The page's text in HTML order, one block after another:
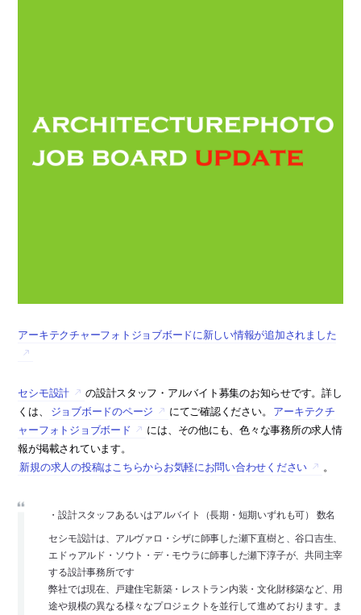
アーキテクチャーフォトジョブボードに新しい情報が追加されました
セシモ設計
の設計スタッフ・アルバイト募集のお知らせです。詳し
くは、
ジョブボードのページ にてご確認ください。 アーキテクチ
ャーフォトジョブボード
には、その他にも、色々な事務所の求人情
報が掲載されています。
新規の求人の投稿はこちらからお気軽にお問い合わせください
。
・設計スタッフあるいはアルバイト（長期・短期いずれも可） 数名
セシモ設計は、アルヴァロ・シザに師事した瀬下直樹と、谷口吉生、
エドゥアルド・ソウト・デ・モウラに師事した瀬下淳子が、共同主宰
する設計事務所です
弊社では現在、戸建住宅新築・レストラン内装・文化財移築など、用
途や規模の異なる様々なプロジェクトを並行して進めております。ま